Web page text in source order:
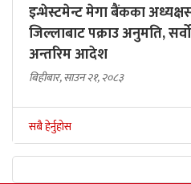
इन्भेस्टमेन्ट मेगा बैंकका
जिल्लाबाट पक्राउ अनुमति,
अन्तरिम आदेश
बिहीबार, साउन २१, २०८३
सबै हेर्नुहोस